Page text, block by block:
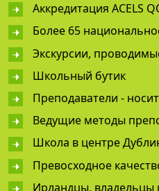
Аккредитация ACELS
Более 65
Экскурсии,
Школьный бутик
Преподаватели -
Ведущие методы
Школа в центре
Превосходное
Ирландцы,